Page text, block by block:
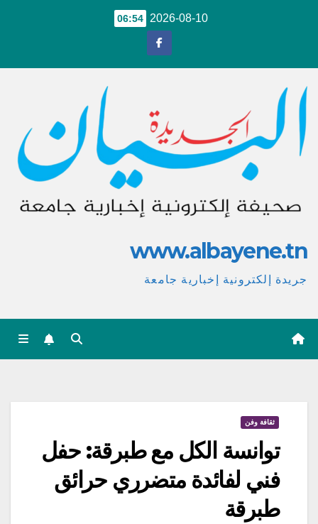
2026-08-10
06:54
www.albayene.tn
جريدة إلكترونية إخبارية جامعة
ثقافة وفن
توانسة الكل مع طبرقة: حفل
فني لفائدة متضرري حرائق
طبرقة